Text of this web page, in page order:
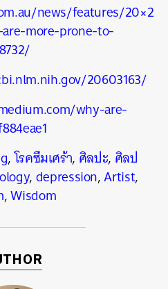
news/features/20×2
more-prone-to-
20603163/
why-are-
,โรคซึมเศร้า, ศิลปะ, ศิลป
,depression,Artist,
,Wisdom